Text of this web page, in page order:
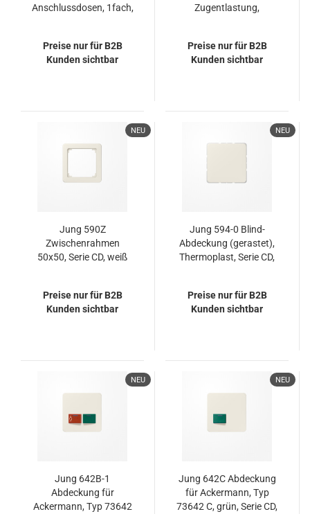
Anschlussdosen, 1fach,
Preise nur für B2B
Kunden sichtbar
Zugentlastung,
Preise nur für B2B
Kunden sichtbar
NEU
Jung 590Z
Zwischenrahmen
50x50, Serie CD, weiß
Preise nur für B2B
Kunden sichtbar
NEU
Jung 594-0 Blind-
Abdeckung (gerastet),
Thermoplast, Serie CD,
Preise nur für B2B
Kunden sichtbar
NEU
Jung 642B-1
Abdeckung für
Ackermann, Typ 73642
NEU
Jung 642C Abdeckung
für Ackermann, Typ
73642 C, grün, Serie CD,